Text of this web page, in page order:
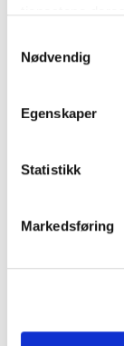
Nødvendig
Egenskaper
Statistikk
Markedsføring
Kontakt oss